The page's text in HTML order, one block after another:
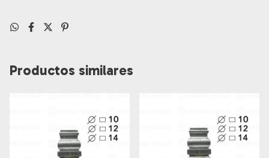
Productos similares